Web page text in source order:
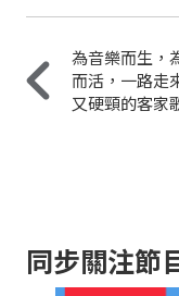
為音樂而生，
而活，一路走
又硬頸的客家
同步關注節